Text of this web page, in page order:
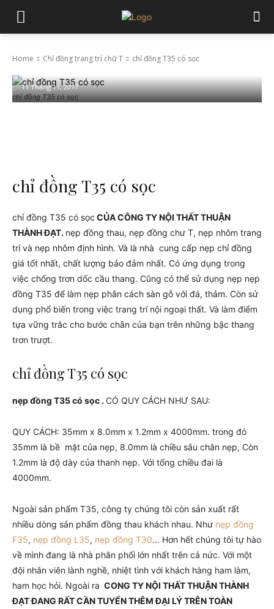
Home Chỉ đồng trang trí chữ T chỉ đồng T35 có sọc
chỉ đồng T35 có sọc
chỉ đồng T35 có sọc
11 Tháng 11, 2017
chỉ đồng T35 có sọc
chỉ đồng T35 có sọc CỦA CÔNG TY NỘI THẤT THUẬN
THÀNH ĐẠT. nẹp đồng thau, nẹp đồng chư T, nẹp nhôm trang
trí và nẹp nhôm định hình. Và là nhà cung cấp nẹp chỉ đồng
giá tốt nhất, chất lượng bảo đảm nhất. Có ứng dụng trong
việc chống trơn dốc cầu thang. Cũng có thể sử dụng nẹp nẹp
đồng T35 để làm nẹp phân cách sàn gỗ với đá, thảm. Còn sử
dụng phổ biến trong việc trang trí nội ngoại thất. Và làm điểm
tựa vững trắc cho bước chân của bạn trên những bậc thang
trơn trượt.
chỉ đồng T35 có sọc
nẹp đồng T35 có sọc . CÓ QUY CÁCH NHƯ SAU:
QUY CÁCH: 35mm x 8.0mm x 1.2mm x 4000mm. trong đó
35mm là bề mặt của nẹp, 8.0mm là chiều sâu chân nẹp, Còn
1.2mm là độ dày của thanh nẹp. Với tổng chiều đai là
4000mm.
Ngoài sản phẩm T35, công ty chúng tôi còn sản xuất rất
nhiều dòng sản phẩm đồng thau khách nhau. Như nẹp đồng
F35, nẹp đồng L35, nẹp đồng T30… Hơn hết chúng tôi tự hào
về mình đang là nhà phân phối lớn nhất trên cả nức. Với một
đội nhân viên lành nghề, nhiệt tình với khách hàng ham làm,
ham học hỏi. Ngoài ra CONG TY NỘI THẤT THUẬN THÀNH
ĐẠT ĐANG RẤT CẦN TUYỂN THÊM ĐẠI LÝ TRÊN TOÀN